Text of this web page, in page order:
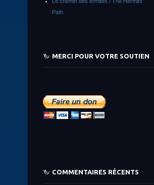
Path
MERCI POUR VOTRE SOUTIEN
COMMENTAIRES RÉCENTS